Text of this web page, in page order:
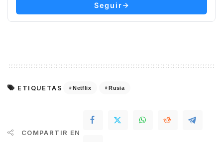
Seguir
ETIQUETAS Netflix Rusia
COMPARTIR EN